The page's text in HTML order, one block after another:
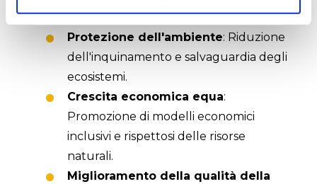
Protezione dell'ambiente: Riduzione
dell'inquinamento e salvaguardia degli
ecosistemi.
Crescita economica equa:
Promozione di modelli economici
inclusivi e rispettosi delle risorse
naturali.
Miglioramento della qualità della